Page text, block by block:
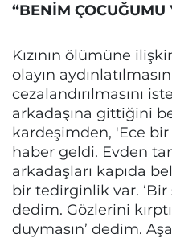
“BENİM ÇOCUĞUMU
Kızının ölümüne
olayın
cezalandırılmasını
arkadaşına gittiğini
kardeşimden, 'Ece bir
haber geldi. Evden
arkadaşları kapıda
bir tedirginlik var. ‘Bir
dedim. Gözlerini
duymasın’ dedim.